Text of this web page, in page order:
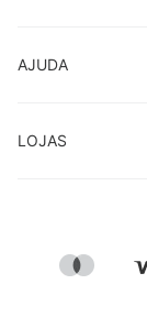
AJUDA
LOJAS